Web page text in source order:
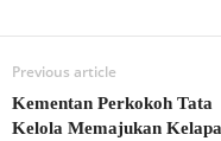
Previous article
Kementan Perkokoh Tata
Kelola Memajukan Kelapa